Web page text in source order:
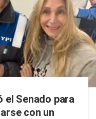
el Senado para
con un